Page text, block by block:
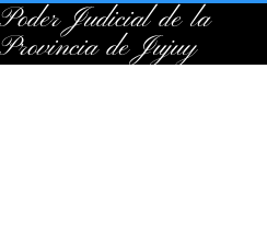
Poder Judicial de la
Provincia de Jujuy